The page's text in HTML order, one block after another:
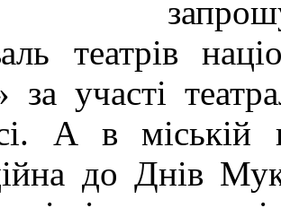
театрів
за участі
А в міській
до Днів